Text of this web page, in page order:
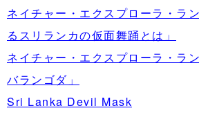
ネイチャー・エクスプローラ・ラ
るスリランカの仮面舞踊とは」
ネイチャー・エクスプローラ・ラ
バランゴダ」
Sri Lanka Devil Mask